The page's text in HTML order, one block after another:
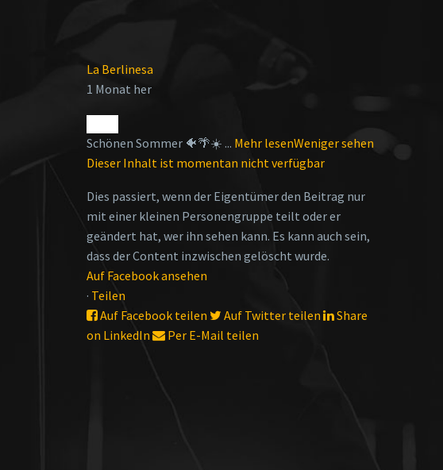
La Berlinesa
1 Monat her
Schönen Sommer 🐠🌴☀️ ... Mehr lesenWeniger sehen
Dieser Inhalt ist momentan nicht verfügbar
Dies passiert, wenn der Eigentümer den Beitrag nur
mit einer kleinen Personengruppe teilt oder er
geändert hat, wer ihn sehen kann. Es kann auch sein,
dass der Content inzwischen gelöscht wurde.
Auf Facebook ansehen
· Teilen
Auf Facebook teilen
Auf Twitter teilen
Share
on LinkedIn
Per E-Mail teilen